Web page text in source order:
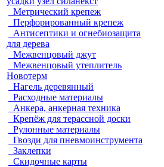
Метрический крепеж
Перфорированный крепеж
Антисептики и огнебиозащита
для дерева
Межвенцовый джут
Межвенцовый утеплитель
Новотерм
Нагель деревянный
Расходные материалы
Анкера, анкерная техника
Крепёж для терассной доски
Рулонные материалы
Гвозди для пневмоинструмента
Заклепки
Скидочные карты